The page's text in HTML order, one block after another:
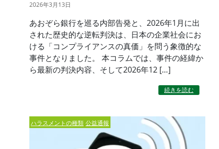
2026年3月13日
あおぞら銀行を巡る内部告発と、2026年1月に出
された歴史的な逆転判決は、日本の企業社会にお
ける「コンプライアンスの真価」を問う象徴的な
事件となりました。 本コラムでは、事件の経緯か
ら最新の判決内容、そして2026年12 […]
続きを読む
ハラスメントの種類 公益通報